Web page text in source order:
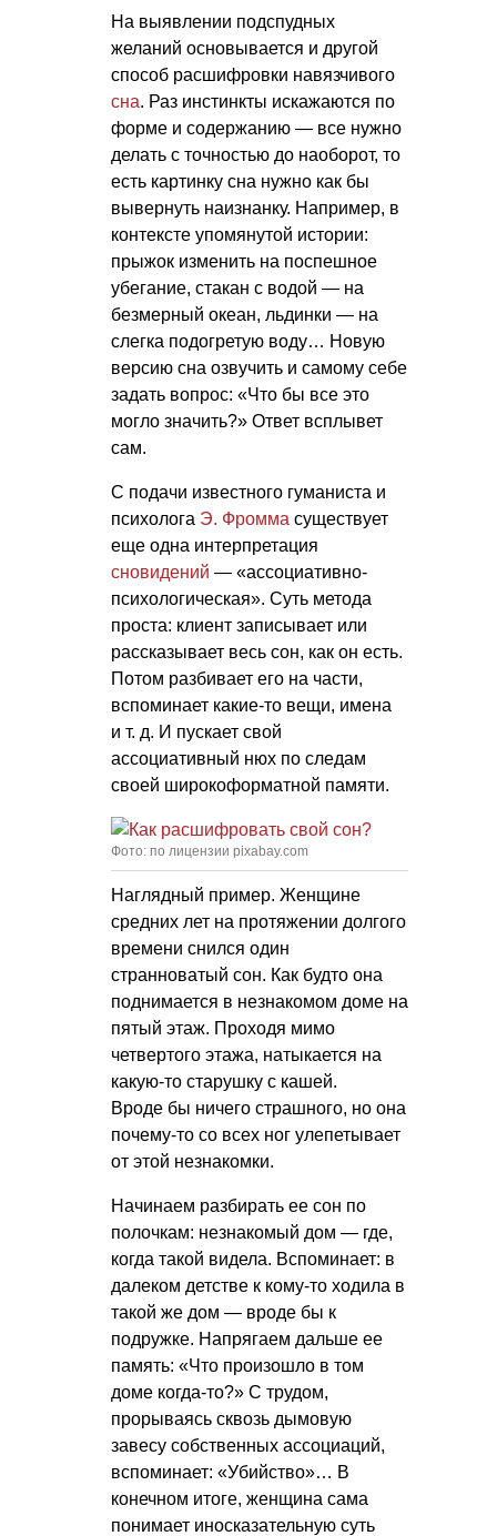
На выявлении подспудных
желаний основывается и другой
способ расшифровки навязчивого
сна. Раз инстинкты искажаются по
форме и содержанию — все нужно
делать с точностью до наоборот, то
есть картинку сна нужно как бы
вывернуть наизнанку. Например, в
контексте упомянутой истории:
прыжок изменить на поспешное
убегание, стакан с водой — на
безмерный океан, льдинки — на
слегка подогретую воду… Новую
версию сна озвучить и самому себе
задать вопрос: «Что бы все это
могло значить?» Ответ всплывет
сам.
С подачи известного гуманиста и
психолога Э. Фромма существует
еще одна интерпретация
сновидений — «ассоциативно-
психологическая». Суть метода
проста: клиент записывает или
рассказывает весь сон, как он есть.
Потом разбивает его на части,
вспоминает какие-то вещи, имена
и т. д. И пускает свой
ассоциативный нюх по следам
своей широкоформатной памяти.
Фото: по лицензии pixabay.com
Наглядный пример. Женщине
средних лет на протяжении долгого
времени снился один
странноватый сон. Как будто она
поднимается в незнакомом доме на
пятый этаж. Проходя мимо
четвертого этажа, натыкается на
какую-то старушку с кашей.
Вроде бы ничего страшного, но она
почему-то со всех ног улепетывает
от этой незнакомки.
Начинаем разбирать ее сон по
полочкам: незнакомый дом — где,
когда такой видела. Вспоминает: в
далеком детстве к кому-то ходила в
такой же дом — вроде бы к
подружке. Напрягаем дальше ее
память: «Что произошло в том
доме когда-то?» С трудом,
прорываясь сквозь дымовую
завесу собственных ассоциаций,
вспоминает: «Убийство»… В
конечном итоге, женщина сама
понимает иносказательную суть